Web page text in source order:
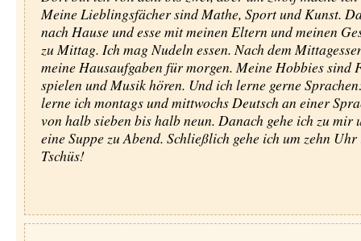
Meine Lieblingsfächer sind Mathe, Sport und Kunst.
nach Hause und esse mit meinen Eltern und meinen
zu Mittag. Ich mag Nudeln essen. Nach dem
meine Hausaufgaben für morgen. Meine Hobbies sind
spielen und Musik hören. Und ich lerne gerne
lerne ich montags und mittwochs Deutsch an einer
von halb sieben bis halb neun. Danach gehe ich zu mir
eine Suppe zu Abend. Schließlich gehe ich um zehn
Tschüs!